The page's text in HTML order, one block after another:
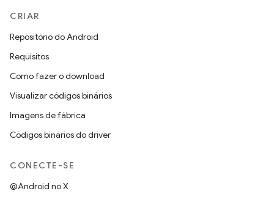
CRIAR
Repositório do Android
Requisitos
Como fazer o download
Visualizar códigos binários
Imagens de fábrica
Códigos binários do driver
CONECTE-SE
@Android no X